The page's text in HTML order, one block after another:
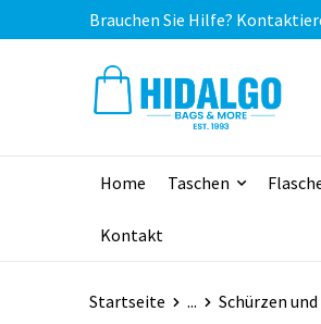
Brauchen Sie Hilfe?
Home Taschen
Kontakt
Startseite ... Schürzen